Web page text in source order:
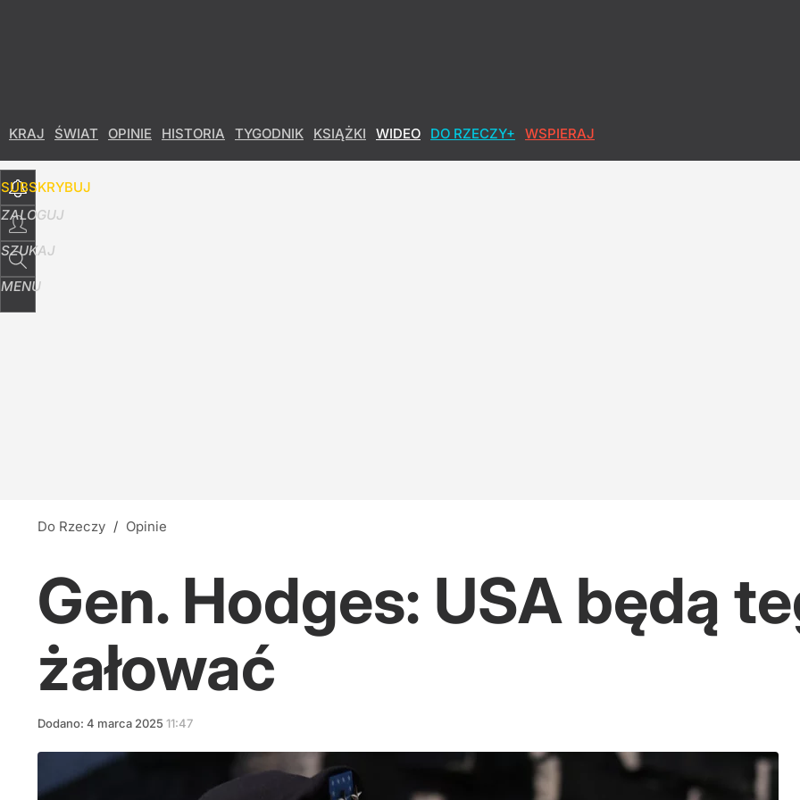
KRAJ ŚWIAT OPINIE HISTORIA TYGODNIK KSIĄŻKI WIDEO DO RZECZY+ WSPIERAJ
SUBSKRYBUJ
ZALOGUJ
SZUKAJ
MENU
Do Rzeczy / Opinie
Gen. Hodges: USA będą
żałować
Dodano: 4 marca 2025 11:47